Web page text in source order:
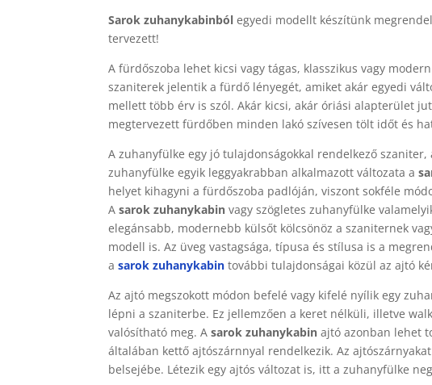
Sarok zuhanykabinból egyedi modellt készítünk
tervezett!
A fürdőszoba lehet kicsi vagy tágas, klasszikus vagy
szaniterek jelentik a fürdő lényegét, amiket akár egyedi
mellett több érv is szól. Akár kicsi, akár óriási alapterület
megtervezett fürdőben minden lakó szívesen tölt időt és
A zuhanyfülke egy jó tulajdonságokkal rendelkező
zuhanyfülke egyik leggyakrabban alkalmazott változata a
helyet kihagyni a fürdőszoba padlóján, viszont sokféle
Asarok zuhanykabin vagy szögletes zuhanyfülke
elegánsabb, modernebb külsőt kölcsönöz a szaniternek
modell is. Az üveg vastagsága, típusa és stílusa is a
asarok zuhanykabin további tulajdonságai közül az ajtó
Az ajtó megszokott módon befelé vagy kifelé nyílik egy
lépni a szaniterbe. Ez jellemzően a keret nélküli, illetve
valósítható meg. A sarok zuhanykabin ajtó azonban lehet
általában kettő ajtószárnnyal rendelkezik. Az
belsejébe. Létezik egy ajtós változat is, itt a zuhanyfülke